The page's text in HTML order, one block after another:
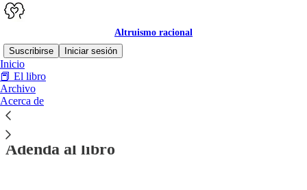
Altruismo racional
Suscribirse
Iniciar sesión
Inicio
📕 El libro
Archivo
Acerca de
Adenda al libro